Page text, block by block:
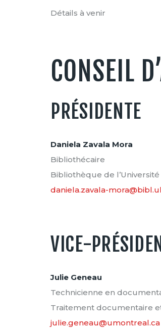
Détails à venir
CONSEIL
PRÉSIDENTE
Daniela Zavala Mora
Bibliothécaire
Bibliothèque de l’Université
daniela.zavala-
VICE-
Julie Geneau
Technicienne en
Traitement documentaire
julie.geneau@umontreal.ca